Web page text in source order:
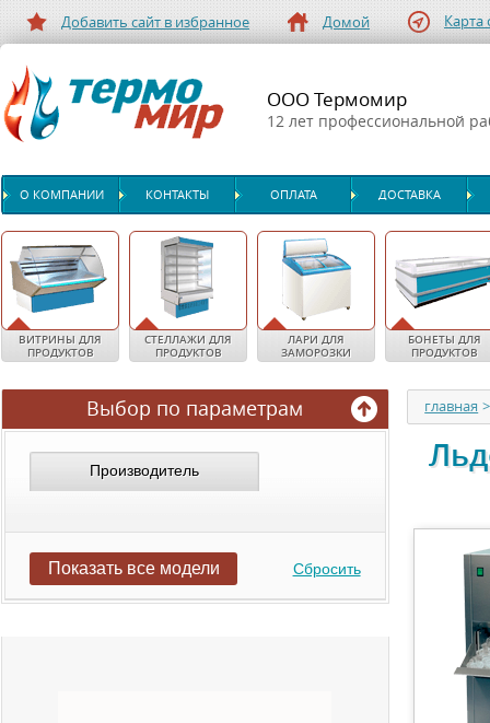
Добавить сайт в избранное Домой Карта
ООО Термомир
12 лет профессиональной
О КОМПАНИИ КОНТАКТЫ ОПЛАТА ДОСТАВКА
ВИТРИНЫ ДЛЯ
ПРОДУКТОВ
СТЕЛЛАЖИ ДЛЯ
ПРОДУКТОВ
ЛАРИ ДЛЯ
ЗАМОРОЗКИ
БОНЕТЫ ДЛЯ
ПРОДУКТОВ
главная >
Выбор по параметрам
Производитель
Показать все модели Сбросить